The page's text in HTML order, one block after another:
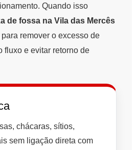
Quando isso
de fossa na Vila das Mercês
remover o excesso de
fluxo e evitar retorno de
chácaras, sítios,
sem ligação direta com